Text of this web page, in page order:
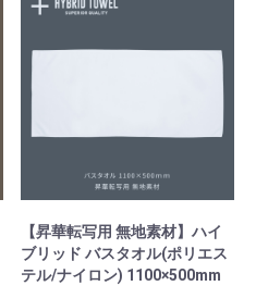
カートへ進む
【昇華転写用 無地素材】ハイ
ブリッド バスタオル(ポリエス
テル/ナイロン) 1100×500mm